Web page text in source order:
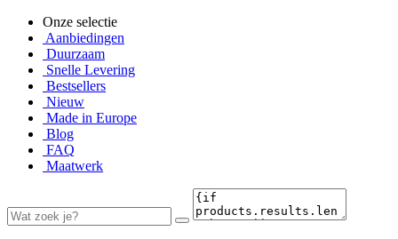
Onze selectie
Aanbiedingen
Duurzaam
Snelle Levering
Bestsellers
Nieuw
Made in Europe
Blog
FAQ
Maatwerk